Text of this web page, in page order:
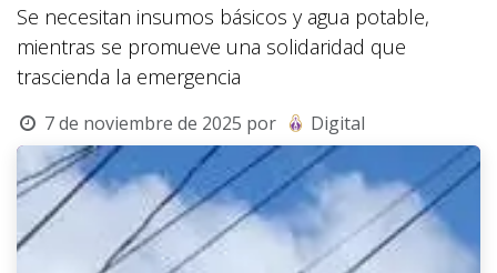
Se necesitan insumos básicos y agua potable,
mientras se promueve una solidaridad que
trascienda la emergencia
7 de noviembre de 2025 por Digital